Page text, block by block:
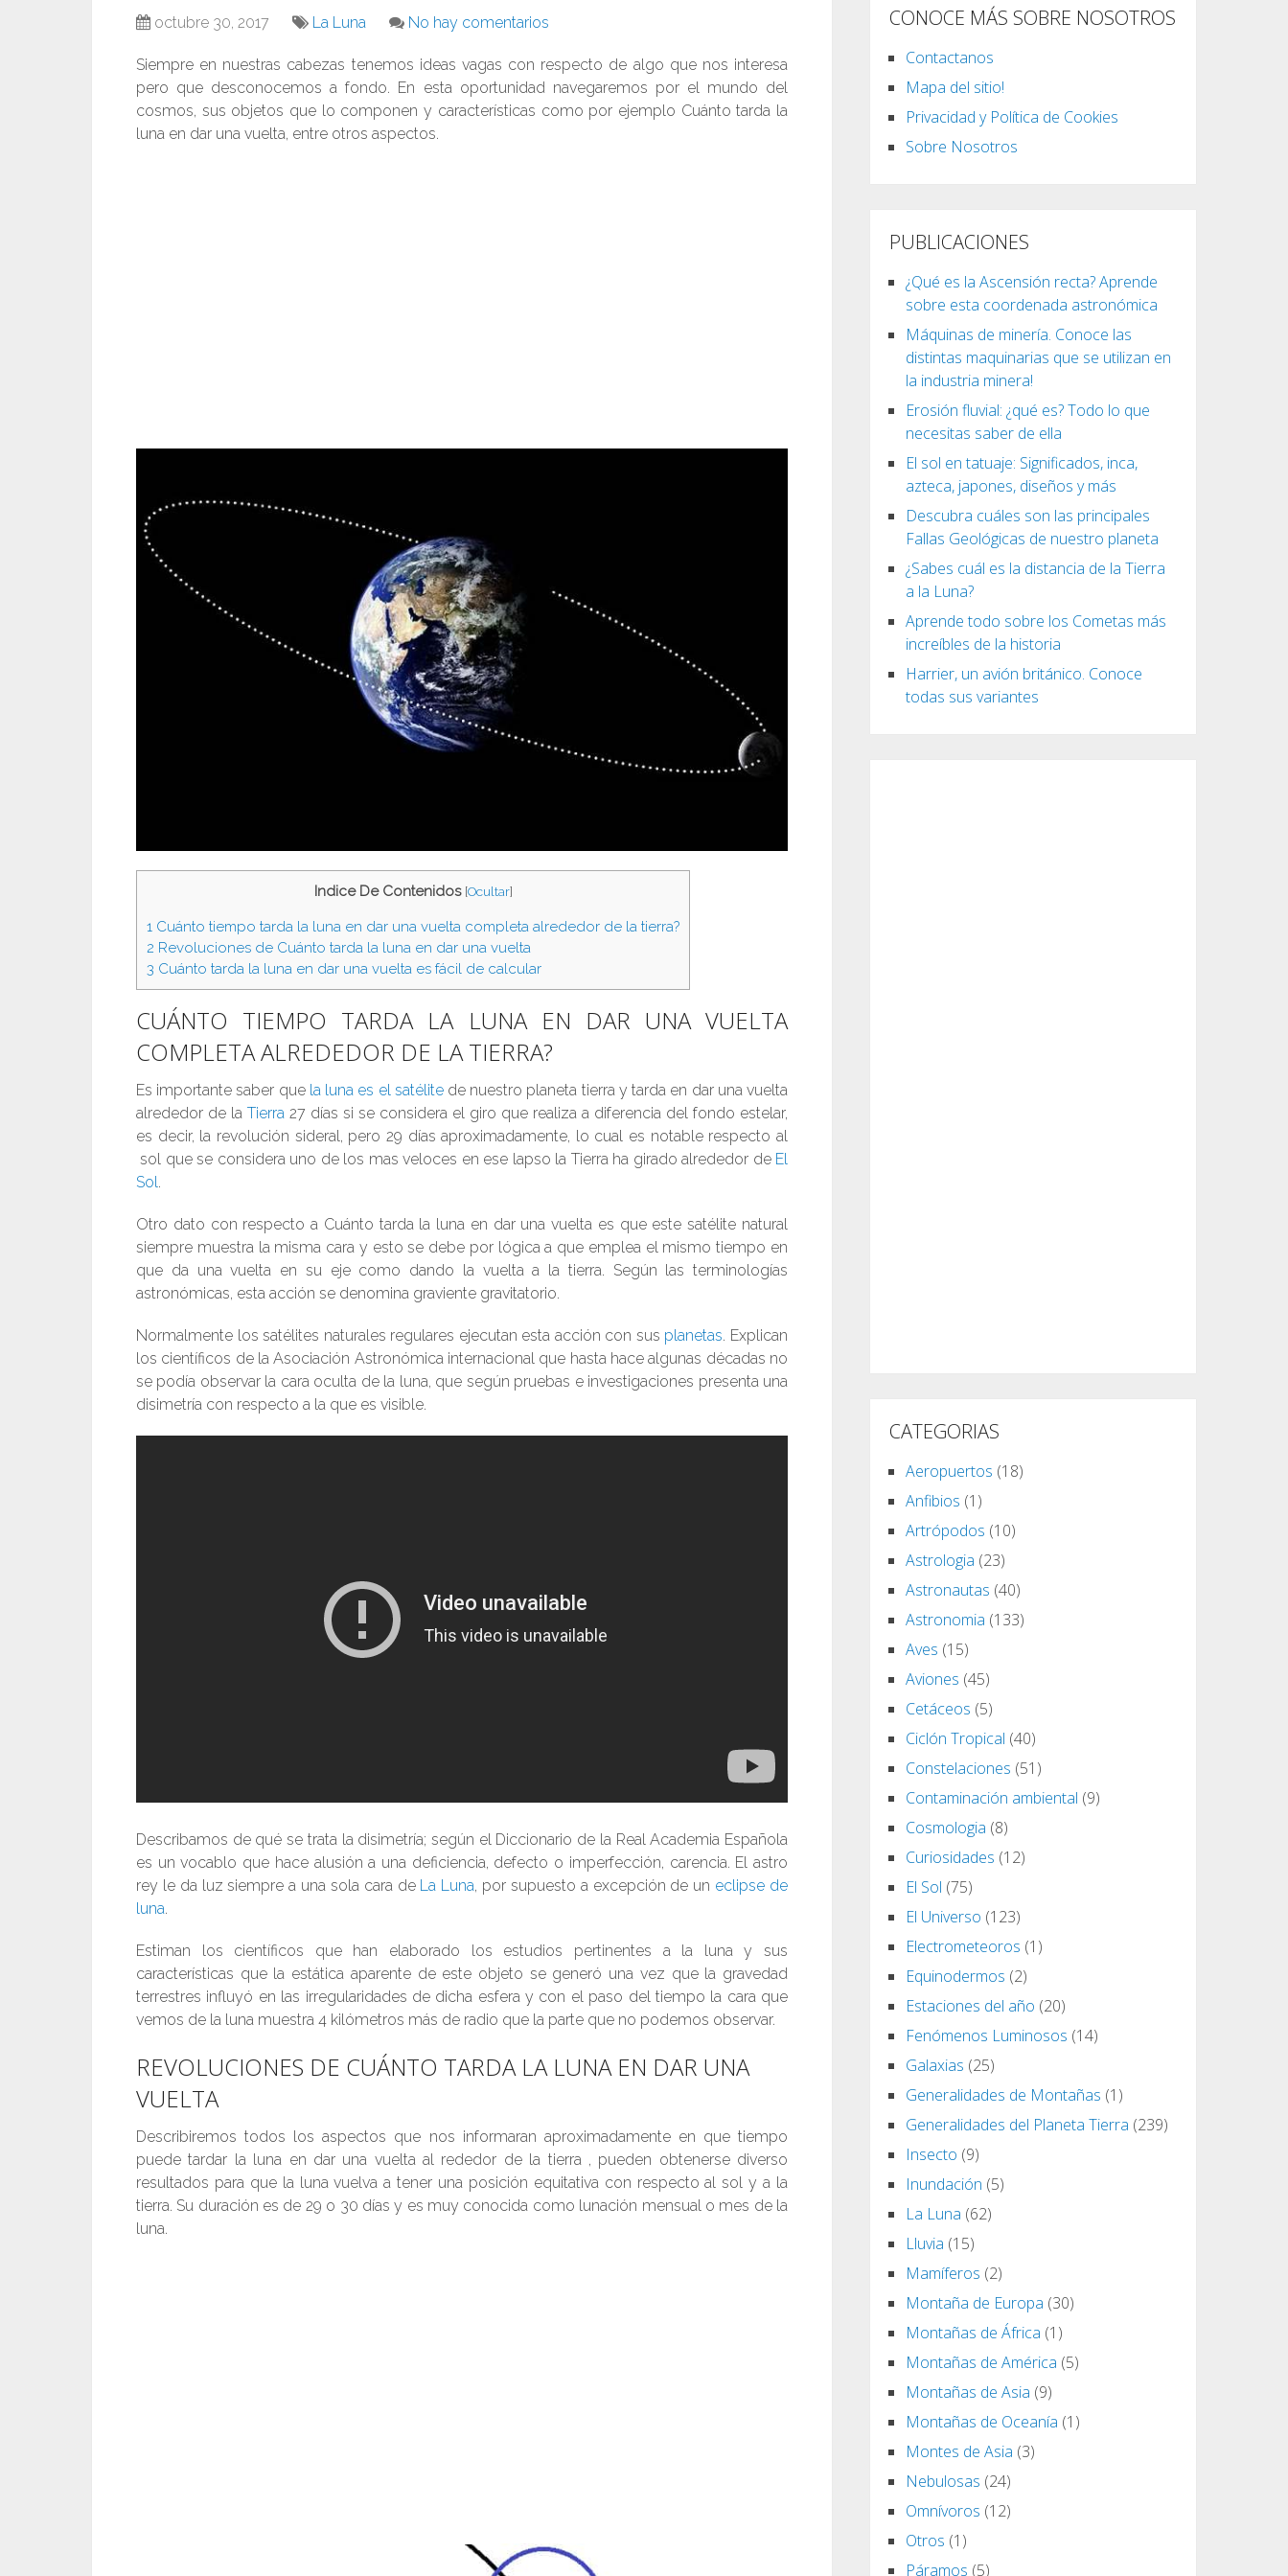
octubre 30, 2017 La Luna No hay comentarios
Siempre en nuestras cabezas tenemos ideas vagas con respecto de algo que nos interesa
pero que desconocemos a fondo. En esta oportunidad navegaremos por el mundo del
cosmos, sus objetos que lo componen y características como por ejemplo Cuánto tarda la
luna en dar una vuelta, entre otros aspectos.
Indice De Contenidos [Ocultar]
1 Cuánto tiempo tarda la luna en dar una vuelta completa alrededor de la tierra?
2 Revoluciones de Cuánto tarda la luna en dar una vuelta
3 Cuánto tarda la luna en dar una vuelta es fácil de calcular
CUÁNTO TIEMPO TARDA LA LUNA EN DAR UNA VUELTA
COMPLETA ALREDEDOR DE LA TIERRA?
Es importante saber que la luna es el satélitede nuestro planeta tierra y tarda en dar una vuelta
alrededor de la Tierra 27 días si se considera el giro que realiza a diferencia del fondo estelar,
es decir, la revolución sideral, pero 29 días aproximadamente, lo cual es notable respecto al
sol que se considera uno de los mas veloces en ese lapso la Tierra ha girado alrededor de El
Sol.
Otro dato con respecto a Cuánto tarda la luna en dar una vuelta es que este satélite natural
siempre muestra la misma cara y esto se debe por lógica a que emplea el mismo tiempo en
que da una vuelta en su eje como dando la vuelta a la tierra. Según las terminologías
astronómicas, esta acción se denomina graviente gravitatorio.
Normalmente los satélites naturales regulares ejecutan esta acción con sus planetas. Explican
los científicos de la Asociación Astronómica internacional que hasta hace algunas décadas no
se podía observar la cara oculta de la luna, que según pruebas e investigaciones presenta una
disimetría con respecto a la que es visible.
Describamos de qué se trata la disimetría; según el Diccionario de la Real Academia Española
es un vocablo que hace alusión a una deficiencia, defecto o imperfección, carencia. El astro
rey le da luz siempre a una sola cara de La Luna, por supuesto a excepción de un eclipse de
luna.
Estiman los científicos que han elaborado los estudios pertinentes a la luna y sus
características que la estática aparente de este objeto se generó una vez que la gravedad
terrestres influyó en las irregularidades de dicha esfera y con el paso del tiempo la cara que
vemos de la luna muestra 4 kilómetros más de radio que la parte que no podemos observar.
REVOLUCIONES DE CUÁNTO TARDA LA LUNA EN DAR UNA
VUELTA
Describiremos todos los aspectos que nos informaran aproximadamente en que tiempo
puede tardar la luna en dar una vuelta al rededor de la tierra , pueden obtenerse diverso
resultados para que la luna vuelva a tener una posición equitativa con respecto al sol y a la
tierra. Su duración es de 29 o 30 días y es muy conocida como lunación mensual o mes de la
luna.
CONOCE MÁS SOBRE NOSOTROS
Contactanos
Mapa del sitio!
Privacidad y Política de Cookies
Sobre Nosotros
PUBLICACIONES
¿Qué es la Ascensión recta? Aprende
sobre esta coordenada astronómica
Máquinas de minería. Conoce las
distintas maquinarias que se utilizan en
la industria minera!
Erosión fluvial: ¿qué es? Todo lo que
necesitas saber de ella
El sol en tatuaje: Significados, inca,
azteca, japones, diseños y más
Descubra cuáles son las principales
Fallas Geológicas de nuestro planeta
¿Sabes cuál es la distancia de la Tierra
a la Luna?
Aprende todo sobre los Cometas más
increíbles de la historia
Harrier, un avión británico. Conoce
todas sus variantes
CATEGORIAS
Aeropuertos (18)
Anfibios (1)
Artrópodos (10)
Astrologia (23)
Astronautas (40)
Astronomia (133)
Aves (15)
Aviones (45)
Cetáceos (5)
Ciclón Tropical (40)
Constelaciones (51)
Contaminación ambiental (9)
Cosmologia (8)
Curiosidades (12)
El Sol (75)
El Universo (123)
Electrometeoros (1)
Equinodermos (2)
Estaciones del año (20)
Fenómenos Luminosos (14)
Galaxias (25)
Generalidades de Montañas (1)
Generalidades del Planeta Tierra (239)
Insecto (9)
Inundación (5)
La Luna (62)
Lluvia (15)
Mamíferos (2)
Montaña de Europa (30)
Montañas de África (1)
Montañas de América (5)
Montañas de Asia (9)
Montañas de Oceanía (1)
Montes de Asia (3)
Nebulosas (24)
Omnívoros (12)
Otros (1)
Páramos (5)